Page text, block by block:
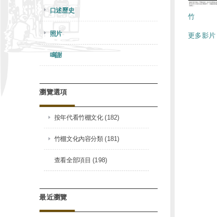
口述歷史
照片
鳴謝
瀏覽選項
按年代看竹棚文化 (182)
竹棚文化內容分類 (181)
查看全部項目 (198)
最近瀏覽
竹
更多影片